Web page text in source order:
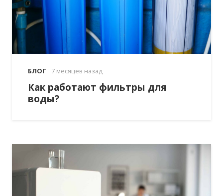
БЛОГ 7 месяцев назад
Как работают фильтры для
воды?